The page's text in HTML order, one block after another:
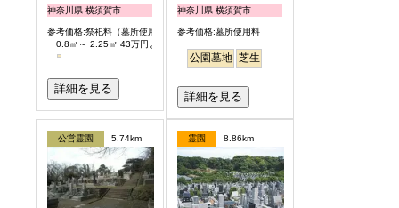
神奈川県 横須賀市
参考価格:祭祀料（墓所使用料）
0.8㎡～ 2.25㎡ 43万円より
詳細を見る
神奈川県 横須賀市
参考価格:墓所使用料
-
公園墓地 芝生
詳細を見る
公営霊園 5.74km 霊園 8.86km